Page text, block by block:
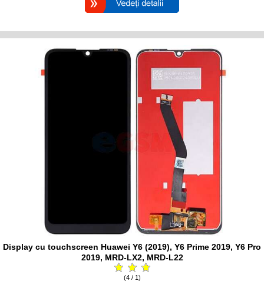
Display cu touchscreen Huawei Y6 (2019), Y6 Prime 2019, Y6 Pro
2019, MRD-LX2, MRD-L22
(4 / 1)